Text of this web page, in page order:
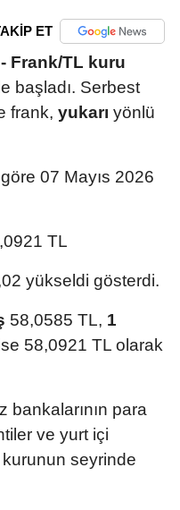
ET
Frank/TL kuru
başladı. Serbest
frank, yukarı yönlü
07 Mayıs 2026
TL
yükseldi gösterdi.
58,0585 TL, 1
58,0921 TL olarak
bankalarının para
ve yurt içi
seyrinde